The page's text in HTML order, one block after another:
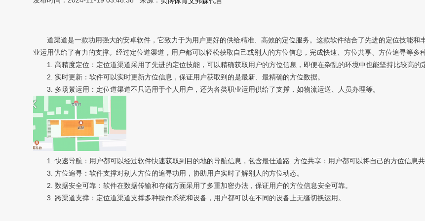
道渠道是一款功用强大的安卓软件，它致力于为用户更好的供给精准、高效的定位服务。这款软件结合了先进的定位技能和
业运用供给了有力的支撑。经过定位道渠道，用户都可以轻松获取自己或别人的方位信息，完成快速、方位共享、方位追寻等
1. 高精度定位：定位道渠道采用了先进的定位技能，可以精确获取用户的方位信息，即便在杂乱的环境中也能坚持比较高的
2. 实时更新：软件可以实时更新方位信息，保证用户获取到的是最新、最精确的方位数据。
3. 多场景运用：定位道渠道不只适用于个人用户，还为各类职业运用供给了支撑，如物流运送、人员办理等。
1. 快速导航：用户都可以经过软件快速获取到目的地的导航信息，包含最佳道路. 方位共享：用户都可以将自己的方位信息共
3. 方位追寻：软件支撑对别人方位的追寻功用，协助用户实时了解别人的方位动态。
2. 数据安全可靠：软件在数据传输和存储方面采用了多重加密办法，保证用户的方位信息安全可靠。
3. 跨渠道支撑：定位道渠道支撑多种操作系统和设备，用户都可以在不同的设备上无缝切换运用。